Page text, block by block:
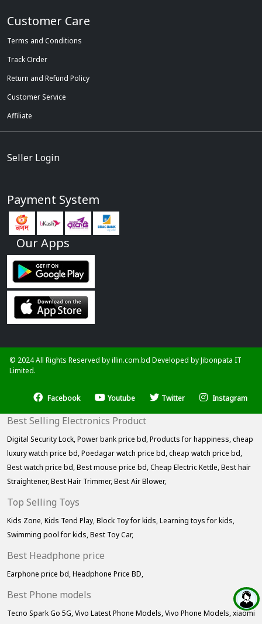
Customer Care
Terms and Conditions
Track Order
Return and Refund Policy
Customer Service
Affiliate
Seller Login
Payment System
Our Apps
© 2024 All Rights Reserved by illin.com.bd Developed byJibonpata IT
Limited.
Facebook Youtube Twitter Instagram
Best Selling Electronics Product
Digital Security Lock,Power bank price bd,Products for happiness,cheap
luxury watch price bd,Poedagar watch price bd,cheap watch price bd,
Best watch price bd,Best mouse price bd,Cheap Electric Kettle,Best hair
Straightener,Best Hair Trimmer,Best Air Blower,
Top Selling Toys
Kids Zone,Kids Tend Play,Block Toy for kids,Learning toys for kids,
Swimming pool for kids,Best Toy Car,
Best Headphone price
Earphone price bd,Headphone Price BD,
Best Phone models
Tecno Spark Go 5G,Vivo Latest Phone Models,Vivo Phone Models,xiaomi